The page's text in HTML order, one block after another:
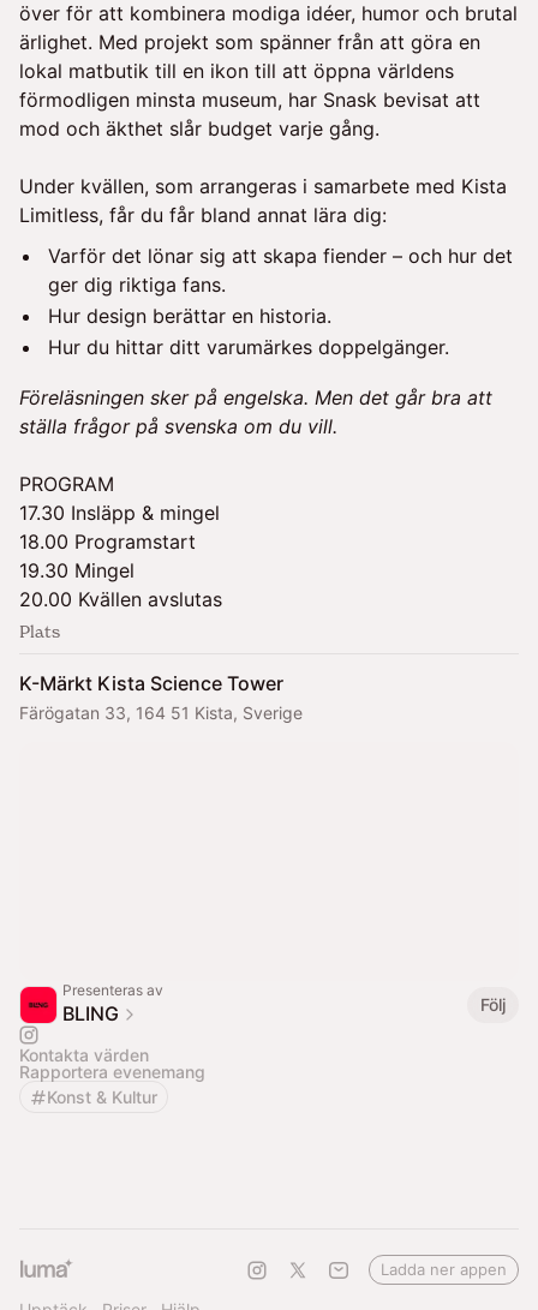
över för att kombinera modiga idéer, humor och brutal
ärlighet. Med projekt som spänner från att göra en
lokal matbutik till en ikon till att öppna världens
förmodligen minsta museum, har Snask bevisat att
mod och äkthet slår budget varje gång.
Under kvällen, som arrangeras i samarbete med Kista
Limitless, får du får bland annat lära dig:
Varför det lönar sig att skapa fiender – och hur det
ger dig riktiga fans.
Hur design berättar en historia.
Hur du hittar ditt varumärkes doppelgänger.
Föreläsningen sker på engelska. Men det går bra att
ställa frågor på svenska om du vill.
PROGRAM
17.30 Insläpp & mingel
18.00 Programstart
19.30 Mingel
20.00 Kvällen avslutas
Plats
K-Märkt Kista Science Tower
Färögatan 33, 164 51 Kista, Sverige
Presenteras av
BLING Följ
Kontakta värden
Rapportera evenemang
Konst & Kultur
Ladda ner appen